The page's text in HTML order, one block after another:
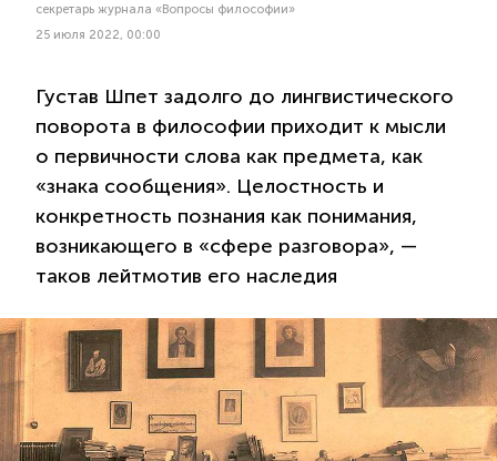
секретарь журнала «Вопросы философии»
25 июля 2022, 00:00
Густав Шпет задолго до лингвистического
поворота в философии приходит к мысли
о первичности слова как предмета, как
«знака сообщения». Целостность и
конкретность познания как понимания,
возникающего в «сфере разговора», —
таков лейтмотив его наследия